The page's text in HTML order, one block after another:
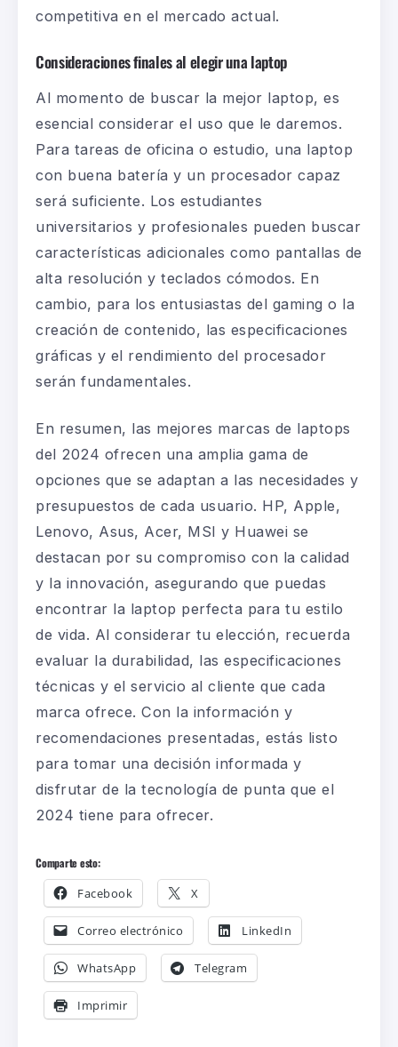
competitiva en el mercado actual.
Consideraciones finales al elegir una laptop
Al momento de buscar la mejor laptop, es
esencial considerar el uso que le daremos.
Para tareas de oficina o estudio, una laptop
con buena batería y un procesador capaz
será suficiente. Los estudiantes
universitarios y profesionales pueden buscar
características adicionales como pantallas de
alta resolución y teclados cómodos. En
cambio, para los entusiastas del gaming o la
creación de contenido, las especificaciones
gráficas y el rendimiento del procesador
serán fundamentales.
En resumen, las mejores marcas de laptops
del 2024 ofrecen una amplia gama de
opciones que se adaptan a las necesidades y
presupuestos de cada usuario. HP, Apple,
Lenovo, Asus, Acer, MSI y Huawei se
destacan por su compromiso con la calidad
y la innovación, asegurando que puedas
encontrar la laptop perfecta para tu estilo
de vida. Al considerar tu elección, recuerda
evaluar la durabilidad, las especificaciones
técnicas y el servicio al cliente que cada
marca ofrece. Con la información y
recomendaciones presentadas, estás listo
para tomar una decisión informada y
disfrutar de la tecnología de punta que el
2024 tiene para ofrecer.
Comparte esto:
Facebook X
Correo electrónico LinkedIn
WhatsApp Telegram
Imprimir